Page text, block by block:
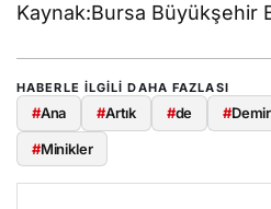
Kaynak:Bursa Büyükşehir
HABERLE ILGILI DAHA FAZLASI
#Ana #Artık #de #
#Minikler